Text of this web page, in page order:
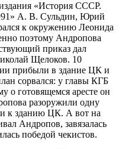
«История СССР.
А. В. Сульдин, Юрий
к окружению Леонида
поэтому Андропова
приказ дал
Щелоков. 10
прибыли в здание ЦК и
сорвался: у главы КГБ
о готовящемся аресте он
разоружили одну
к зданию ЦК. А вот на
Андропов, завязалась
победой чекистов.